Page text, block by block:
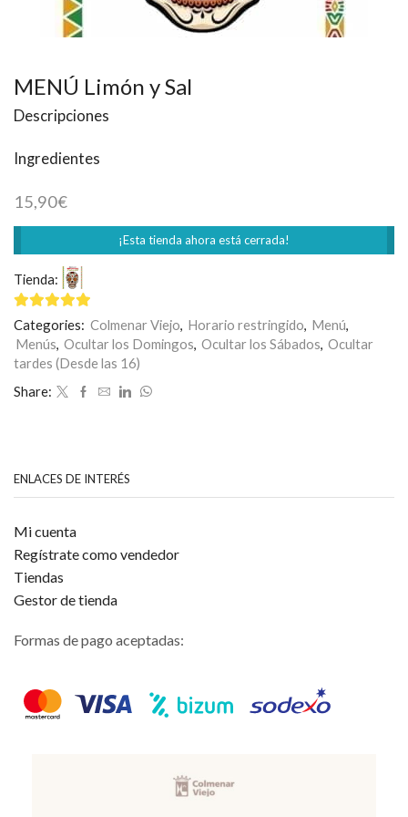
MENÚ Limón y Sal
Descripciones
Ingredientes
15,90€
¡Esta tienda ahora está cerrada!
Tienda:
5de 5
Categories: Colmenar Viejo Horario restringido Menú
Menús Ocultar los Domingos Ocultar los Sábados Ocultar
tardes (Desde las 16)
Share:
ENLACES DE INTERÉS
Mi cuenta
Regístrate como vendedor
Tiendas
Gestor de tienda
Formas de pago aceptadas: